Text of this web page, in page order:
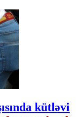
kütləvi